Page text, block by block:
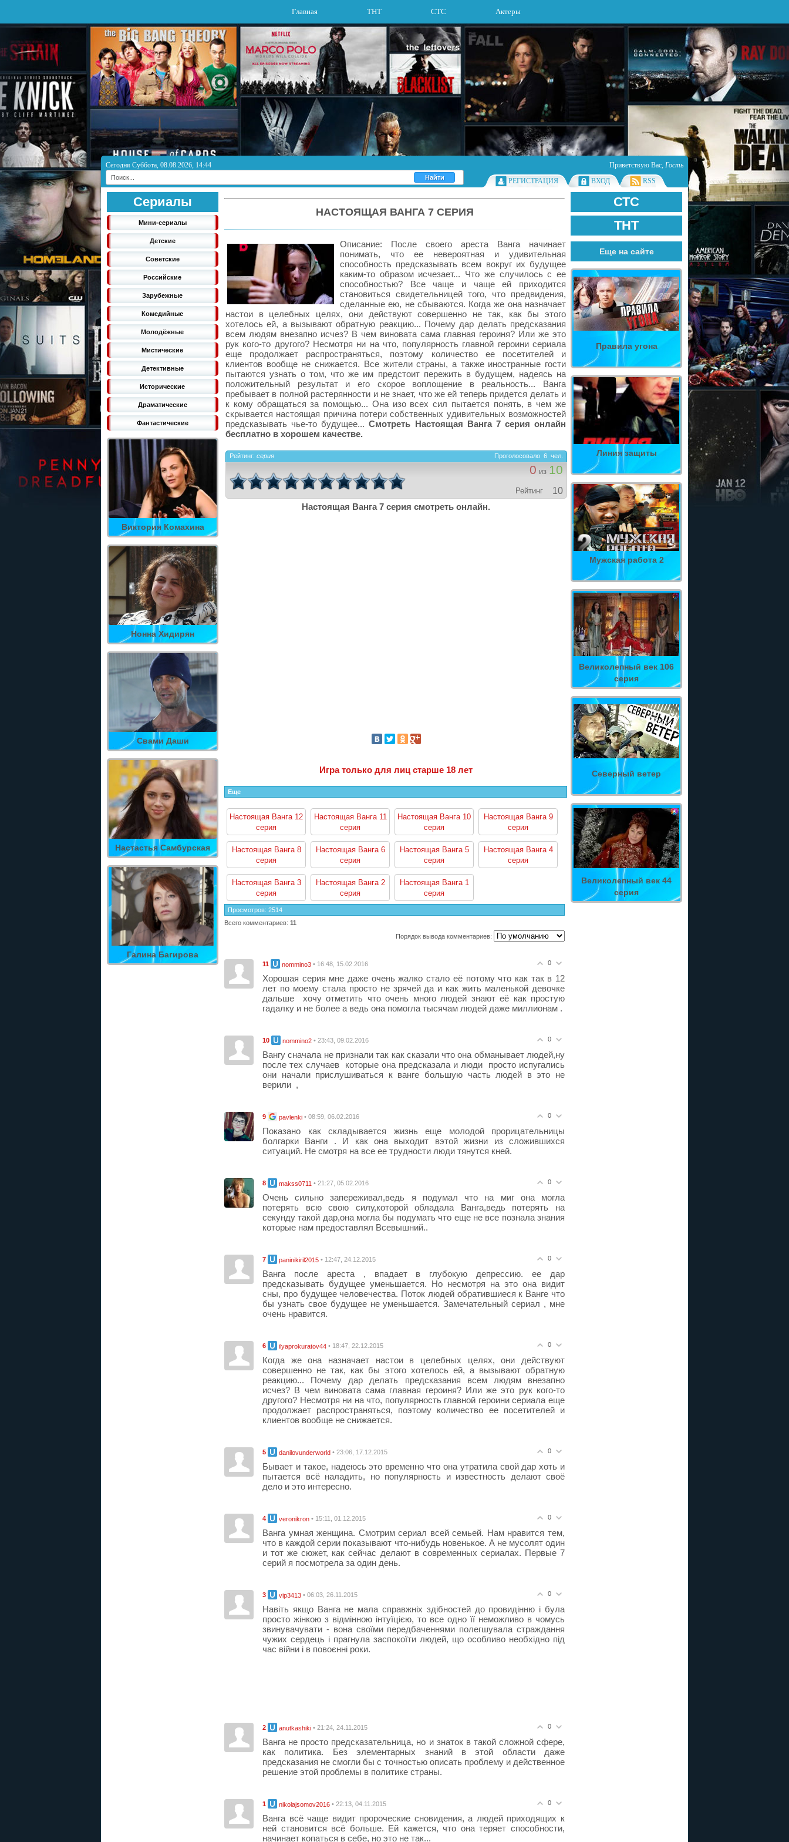
Главная ТНТ СТС Актеры
Сегодня Суббота, 08.08.2026, 14:44 Приветствую Вас, Гость
РЕГИСТРАЦИЯ
ВХОД RSS
Сериалы
Мини-сериалы
Детские
Советские
Российские
Зарубежные
Комедийные
Молодёжные
Мистические
Детективные
Исторические
Драматические
Фантастические
Виктория Комахина
Нонна Хидирян
Свами Даши
Настастья Самбурская
Галина Багирова
СТС
ТНТ
Еще на сайте
Правила угона
Линия защиты
Мужская работа 2
Великолепный век 106
серия
Северный ветер
Великолепный век 44
серия
НАСТОЯЩАЯ ВАНГА 7 СЕРИЯ
Описание: После своего ареста Ванга начинает
понимать, что ее невероятная и удивительная
способность предсказывать всем вокруг их будущее
каким-то образом исчезает... Что же случилось с ее
способностью? Все чаще и чаще ей приходится
становиться свидетельницей того, что предвидения,
сделанные ею, не сбываются. Когда же она назначает
настои в целебных целях, они действуют совершенно не так, как бы этого
хотелось ей, а вызывают обратную реакцию... Почему дар делать предсказания
всем людям внезапно исчез? В чем виновата сама главная героиня? Или же это
рук кого-то другого? Несмотря ни на что, популярность главной героини сериала
еще продолжает распространяться, поэтому количество ее посетителей и
клиентов вообще не снижается. Все жители страны, а также иностранные гости
пытаются узнать о том, что же им предстоит пережить в будущем, надеясь на
положительный результат и его скорое воплощение в реальность... Ванга
пребывает в полной растерянности и не знает, что же ей теперь придется делать и
к кому обращаться за помощью... Она изо всех сил пытается понять, в чем же
скрывается настоящая причина потери собственных удивительных возможностей
предсказывать чье-то будущее...Смотреть Настоящая Ванга 7 серия онлайн
бесплатно в хорошем качестве.
Рейтинг: серия Проголосовало 6 чел.
0 из 10
Рейтинг
10
Настоящая Ванга 7 серия смотреть онлайн.
Игра только для лиц старше 18 лет
Еще
Настоящая Ванга 12
серия
Настоящая Ванга 11
серия
Настоящая Ванга 10
серия
Настоящая Ванга 9
серия
Настоящая Ванга 8
серия
Настоящая Ванга 6
серия
Настоящая Ванга 5
серия
Настоящая Ванга 4
серия
Настоящая Ванга 3
серия
Настоящая Ванга 2
серия
Настоящая Ванга 1
серия
Просмотров: 2514
Всего комментариев: 11
Порядок вывода комментариев:
0
11 nommino3 • 16:48, 15.02.2016
Хорошая серия мне даже очень жалко стало её потому что как так в 12
лет по моему стала просто не зрячей да и как жить маленькой девочке
дальше хочу отметить что очень много людей знают её как простую
гадалку и не более а ведь она помогла тысячам людей даже миллионам .
0
10 nommino2 • 23:43, 09.02.2016
Вангу сначала не признали так как сказали что она обманывает людей,ну
после тех случаев которые она предсказала и люди просто испугались
они начали прислушиваться к ванге большую часть людей в это не
верили ,
0
9 pavlenki • 08:59, 06.02.2016
Показано как складывается жизнь еще молодой прорицательницы
болгарки Ванги . И как она выходит вэтой жизни из сложившихся
ситуаций. Не смотря на все ее трудности люди тянутся кней.
0
8 makss0711 • 21:27, 05.02.2016
Очень сильно запереживал,ведь я подумал что на миг она могла
потерять всю свою силу,которой обладала Ванга,ведь потерять на
секунду такой дар,она могла бы подумать что еще не все познала знания
которые нам предоставлял Всевышний..
0
7 paninikiril2015 • 12:47, 24.12.2015
Ванга после ареста , впадает в глубокую депрессию. ее дар
предсказывать будущее уменьшается. Но несмотря на это она видит
сны, про будущее человечества. Поток людей обратившиеся к Ванге что
бы узнать свое будущее не уменьшается. Замечательный сериал , мне
очень нравится.
0
6 ilyaprokuratov44 • 18:47, 22.12.2015
Когда же она назначает настои в целебных целях, они действуют
совершенно не так, как бы этого хотелось ей, а вызывают обратную
реакцию... Почему дар делать предсказания всем людям внезапно
исчез? В чем виновата сама главная героиня? Или же это рук кого-то
другого? Несмотря ни на что, популярность главной героини сериала еще
продолжает распространяться, поэтому количество ее посетителей и
клиентов вообще не снижается.
0
5 danilovunderworld • 23:06, 17.12.2015
Бывает и такое, надеюсь это временно что она утратила свой дар хоть и
пытается всё наладить, но популярность и известность делают своё
дело и это интересно.
0
4 veronikron • 15:11, 01.12.2015
Ванга умная женщина. Смотрим сериал всей семьей. Нам нравится тем,
что в каждой серии показывают что-нибудь новенькое. А не мусолят один
и тот же сюжет, как сейчас делают в современных сериалах. Первые 7
серий я посмотрела за один день.
0
3 vip3413 • 06:03, 26.11.2015
Навіть якщо Ванга не мала справжніх здібностей до провидінню і була
просто жінкою з відмінною інтуїцією, то все одно її неможливо в чомусь
звинувачувати - вона своїми передбаченнями полегшувала страждання
чужих сердець і прагнула заспокоїти людей, що особливо необхідно під
час війни і в повоєнні роки.
0
2 anutkashiki • 21:24, 24.11.2015
Ванга не просто предсказательница, но и знаток в такой сложной сфере,
как политика. Без элементарных знаний в этой области даже
предсказания не смогли бы с точностью описать проблему и действенное
решение этой проблемы в политике страны.
0
1 nikolajsomov2016 • 22:13, 04.11.2015
Ванга всё чаще видит пророческие сновидения, а людей приходящих к
ней становится всё больше. Ей кажется, что она теряет способности,
начинает копаться в себе, но это не так...